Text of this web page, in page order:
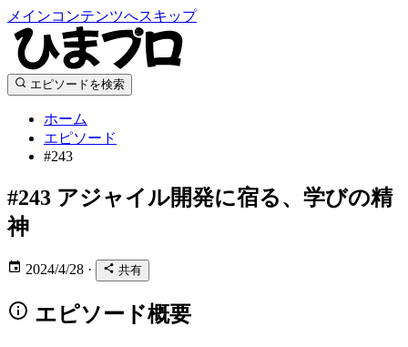
メインコンテンツへスキップ
エピソードを検索
ホーム
エピソード
#243
#243 アジャイル開発に宿る、学びの精
神
2024/4/28 · 共有
エピソード概要